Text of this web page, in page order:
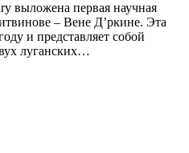
выложена первая научная
– Вене Д’ркине. Эта
и представляет собой
луганских…